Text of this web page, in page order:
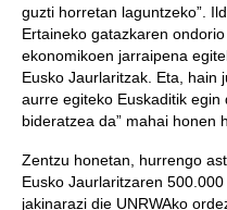
guzti horretan laguntzeko”.
Ertaineko gatazkaren
ekonomikoen jarraipena
Eusko Jaurlaritzak. Eta, hain
aurre egiteko Euskaditik
bideratzea da” mahai honen
Zentzu honetan, hurrengo
Eusko Jaurlaritzaren
jakinarazi die UNRWAko